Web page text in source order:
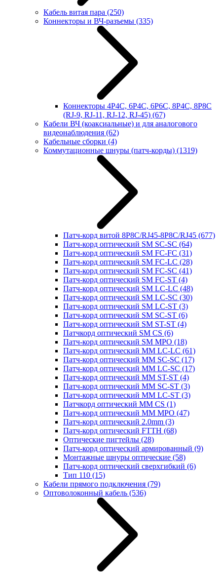
Кабель витая пара (250)
Коннекторы и ВЧ-разъемы (335)
Коннекторы 4P4C, 6P4C, 6P6C, 8P4C, 8P8C
(RJ-9, RJ-11, RJ-12, RJ-45) (67)
Кабели ВЧ (коаксиальные) и для аналогового
видеонаблюдения (62)
Кабельные сборки (4)
Коммутационные шнуры (патч-корды) (1319)
Патч-корд витой 8P8C/RJ45-8P8C/RJ45 (677)
Патч-корд оптический SM SC-SC (64)
Патч-корд оптический SM FC-FC (31)
Патч-корд оптический SM FC-LC (28)
Патч-корд оптический SM FC-SC (41)
Патч-корд оптический SM FC-ST (4)
Патч-корд оптический SM LC-LC (48)
Патч-корд оптический SM LC-SC (30)
Патч-корд оптический SM LC-ST (3)
Патч-корд оптический SM SC-ST (6)
Патч-корд оптический SM ST-ST (4)
Патчкорд оптический SM CS (6)
Патч-корд оптический SM MPO (18)
Патч-корд оптический MM LC-LC (61)
Патч-корд оптический MM SC-SC (17)
Патч-корд оптический MM LC-SC (17)
Патч-корд оптический MM ST-ST (4)
Патч-корд оптический MM SC-ST (3)
Патч-корд оптический MM LC-ST (3)
Патчкорд оптический MM CS (1)
Патч-корд оптический MM MPO (47)
Патч-корд оптический 2.0mm (3)
Патч-корд оптический FTTH (68)
Оптические пигтейлы (28)
Патч-корд оптический армированный (9)
Монтажные шнуры оптические (58)
Патч-корд оптический сверхгибкий (6)
Тип 110 (15)
Кабели прямого подключения (79)
Оптоволоконный кабель (536)